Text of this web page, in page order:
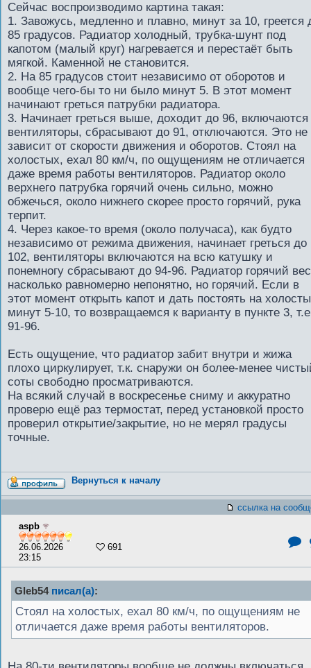
Сейчас воспроизводимо картина такая:
1. Завожусь, медленно и плавно, минут за 10, греется
85 градусов. Радиатор холодный, трубка-шунт под
капотом (малый круг) нагревается и перестаёт быть
мягкой. Каменной не становится.
2. На 85 градусов стоит независимо от оборотов и
вообще чего-бы то ни было минут 5. В этот момент
начинают греться патрубки радиатора.
3. Начинает греться выше, доходит до 96, включаются
вентиляторы, сбрасывают до 91, отключаются. Это не
зависит от скорости движения и оборотов. Стоял на
холостых, ехал 80 км/ч, по ощущениям не отличается
даже время работы вентиляторов. Радиатор около
верхнего патрубка горячий очень сильно, можно
обжечься, около нижнего скорее просто горячий, рука
терпит.
4. Через какое-то время (около получаса), как будто
независимо от режима движения, начинает греться до
102, вентиляторы включаются на всю катушку и
понемногу сбрасывают до 94-96. Радиатор горячий
насколько равномерно непонятно, но горячий. Если в
этот момент открыть капот и дать постоять на
минут 5-10, то возвращаемся к варианту в пункте 3,
91-96.
Есть ощущение, что радиатор забит внутри и жижа
плохо циркулирует, т.к. снаружи он более-менее
соты свободно просматриваются.
На всякий случай в воскресенье сниму и аккуратно
проверю ещё раз термостат, перед установкой просто
проверил открытие/закрытие, но не мерял градусы
точные.
Вернуться к началу
ссылка на
aspb
26.06.2026
23:15
691
Gleb54 писал(а):
Стоял на холостых, ехал 80 км/ч, по ощущениям не
отличается даже время работы вентиляторов.